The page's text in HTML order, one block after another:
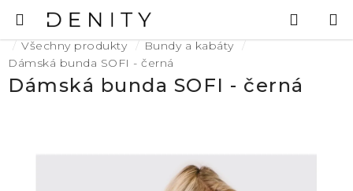
na
obsah
Hledat
Domů
Všechny produkty
Bundy a kabáty
Dámská bunda SOFI - černá
Dámská bunda SOFI - černá